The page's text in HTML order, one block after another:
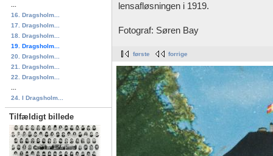
16. Dragsholm...
17. Dragsholm...
18. Dragsholm...
19. Dragsholm...
20. Dragsholm...
21. Dragsholm...
22. Dragsholm...
24. I Dragsholm...
Tilfældigt billede
lensafløsningen i 1919.
Fotograf: Søren Bay
første forrige